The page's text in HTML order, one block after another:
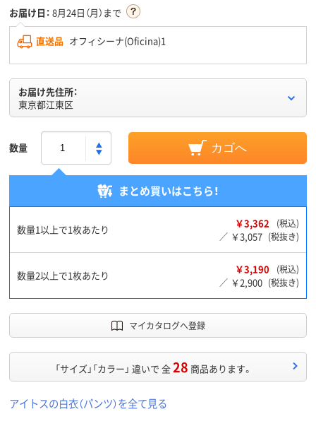
お届け日： 8月24日（月）まで
直送品 オフィシーナ(Oficina)1
お届け先住所：
東京都江東区
数量 カゴへ
まとめ買いはこちら！
数量1以上で1枚あたり ￥3,362
(税込)
／ ￥3,057 (税抜き)
数量2以上で1枚あたり ￥3,190
(税込)
／ ￥2,900 (税抜き)
マイカタログへ登録
「サイズ」「カラー」 違いで 全28 商品あります。
アイトスの白衣（パンツ）を全て見る